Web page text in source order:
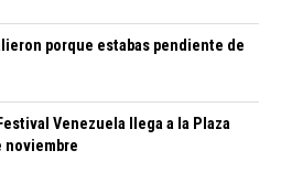
porque estabas pendiente de
Venezuela llega a la Plaza
noviembre